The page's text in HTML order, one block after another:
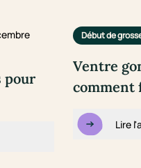
pour
Début de
Ventre
comment
Lire